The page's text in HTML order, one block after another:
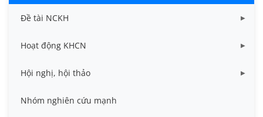
Đề tài NCKH
Dữ liệu Đề tài cấp Bộ
Dữ liệu Đề tài cấp Cơ sở
Hoạt động KHCN
Công bố khoa học
Đề tài cấp Bộ, Thành phố
Hội nghị, hội thảo
Hội nghị khoa học thường niên
Nhóm nghiên cứu mạnh